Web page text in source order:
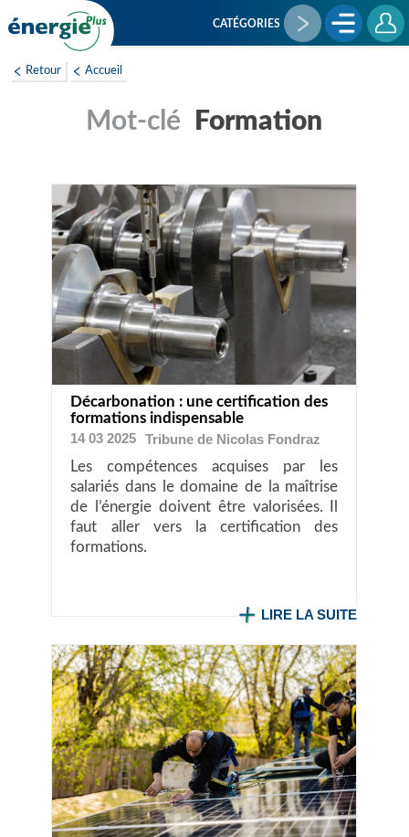
au
CATÉGORIES
Retour Accueil
Formation
Décarbonation : une certification des
formations indispensable
14 03 2025
Tribune de Nicolas Fondraz
Les compétences acquises par les
salariés dans le domaine de la maîtrise
de l’énergie doivent être valorisées. Il
faut aller vers la certification des
formations.
LIRE LA SUITE